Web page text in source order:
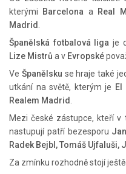
kterými
Barcelona a Real
Madrid
Španělská fotbalová liga je
Lize Mistrů a v Evropské
Ve Španělsku se hraje také
utkání na světě, kterým je El
Realem Madrid
Mezi české zástupce, kteří
nastupují patří bezesporu
Radek Bejbl, Tomáš
Za zmínku rozhodně stojí ještě